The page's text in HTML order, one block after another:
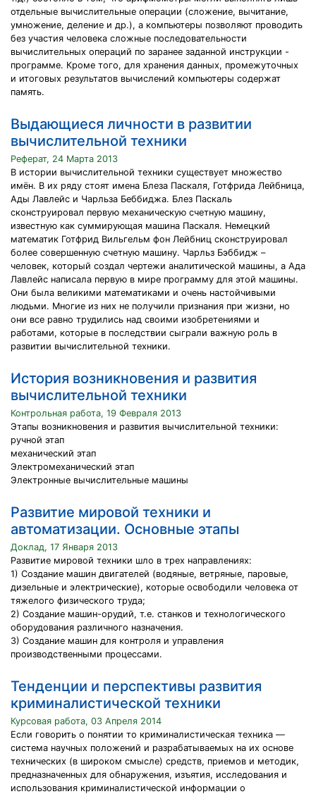
отдельные вычислительные операции (сложение, вычитание,
умножение, деление и др.), а компьютеры позволяют проводить
без участия человека сложные последовательности
вычислительных операций по заранее заданной инструкции -
программе. Кроме того, для хранения данных, промежуточных
и итоговых результатов вычислений компьютеры содержат
память.
Выдающиеся личности в развитии
вычислительной техники
Реферат, 24 Марта 2013
В истории вычислительной техники существует множество
имён. В их ряду стоят имена Блеза Паскаля, Готфрида Лейбница,
Ады Лавлейс и Чарльза Беббиджа. Блез Паскаль
сконструировал первую механическую счетную машину,
известную как суммирующая машина Паскаля. Немецкий
математик Готфрид Вильгельм фон Лейбниц сконструировал
более совершенную счетную машину. Чарльз Бэббидж –
человек, который создал чертежи аналитической машины, а Ада
Лавлейс написала первую в мире программу для этой машины.
Они была великими математиками и очень настойчивыми
людьми. Многие из них не получили признания при жизни, но
они все равно трудились над своими изобретениями и
работами, которые в последствии сыграли важную роль в
развитии вычислительной техники.
История возникновения и развития
вычислительной техники
Контрольная работа, 19 Февраля 2013
Этапы возникновения и развития вычислительной техники:
ручной этап
механический этап
Электромеханический этап
Электронные вычислительные машины
Развитие мировой техники и
автоматизации. Основные этапы
Доклад, 17 Января 2013
Развитие мировой техники шло в трех направлениях:
1) Создание машин двигателей (водяные, ветряные, паровые,
дизельные и электрические), которые освободили человека от
тяжелого физического труда;
2) Создание машин-орудий, т.е. станков и технологического
оборудования различного назначения.
3) Создание машин для контроля и управления
производственными процессами.
Тенденции и перспективы развития
криминалистической техники
Курсовая работа, 03 Апреля 2014
Если говорить о понятии то криминалистическая техника —
система научных положений и разрабатываемых на их основе
технических (в широком смысле) средств, приемов и методик,
предназначенных для обнаружения, изъятия, исследования и
использования криминалистической информации о